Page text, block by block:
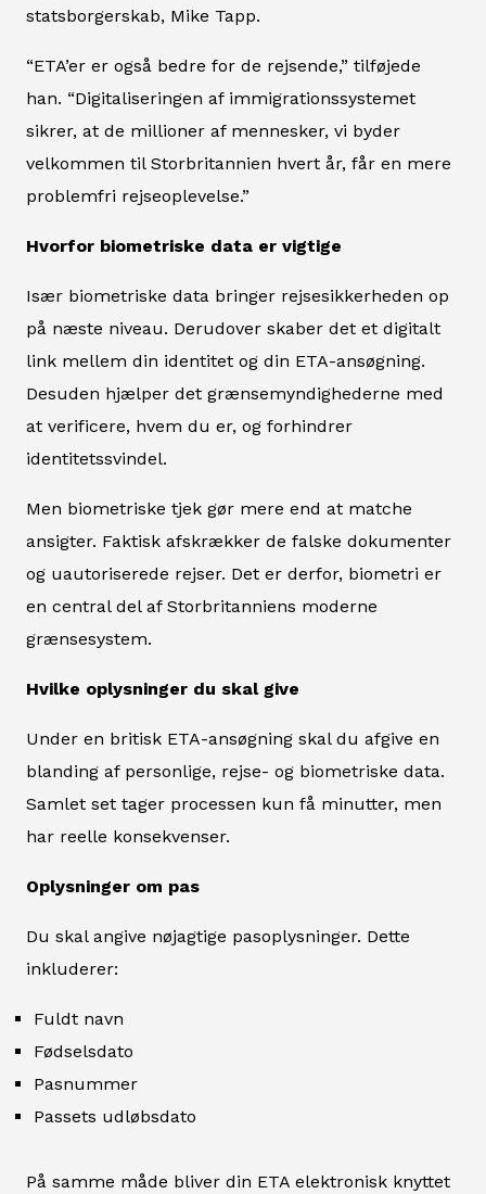
statsborgerskab, Mike Tapp.
“ETA’er er også bedre for de rejsende,” tilføjede
han. “Digitaliseringen af immigrationssystemet
sikrer, at de millioner af mennesker, vi byder
velkommen til Storbritannien hvert år, får en mere
problemfri rejseoplevelse.”
Hvorfor biometriske data er vigtige
Især biometriske data bringer rejsesikkerheden op
på næste niveau. Derudover skaber det et digitalt
link mellem din identitet og din ETA-ansøgning.
Desuden hjælper det grænsemyndighederne med
at verificere, hvem du er, og forhindrer
identitetssvindel.
Men biometriske tjek gør mere end at matche
ansigter. Faktisk afskrækker de falske dokumenter
og uautoriserede rejser. Det er derfor, biometri er
en central del af Storbritanniens moderne
grænsesystem.
Hvilke oplysninger du skal give
Under en britisk ETA-ansøgning skal du afgive en
blanding af personlige, rejse- og biometriske data.
Samlet set tager processen kun få minutter, men
har reelle konsekvenser.
Oplysninger om pas
Du skal angive nøjagtige pasoplysninger. Dette
inkluderer:
Fuldt navn
Fødselsdato
Pasnummer
Passets udløbsdato
På samme måde bliver din ETA elektronisk knyttet